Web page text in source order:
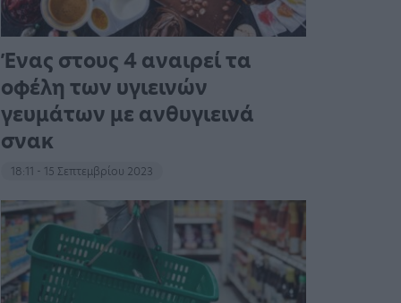
Ένας στους 4 αναιρεί τα
οφέλη των υγιεινών
γευμάτων με ανθυγιεινά
σνακ
18:11 - 15 Σεπτεμβρίου 2023